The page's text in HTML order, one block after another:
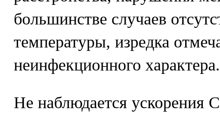
большинстве случаев
температуры, изредка
неинфекционного характера.
Не наблюдается ускорения